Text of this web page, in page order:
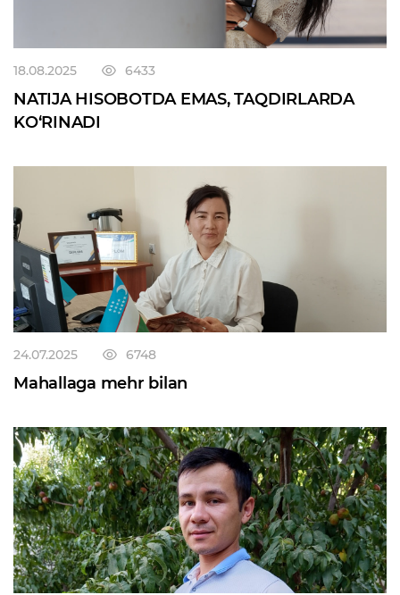
18.08.2025 6433
NATIJA HISOBOTDA EMAS, TAQDIRLARDA
KO‘RINADI
24.07.2025 6748
Mahallaga mehr bilan